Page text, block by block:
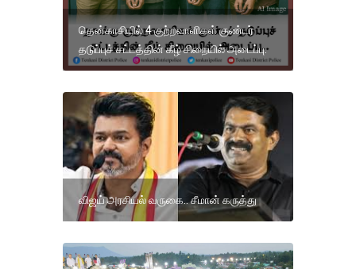
தென்காசியில் 4 குற்றவாளிகள் குண்டர்
தடுப்புச் சட்டத்தின் கீழ் சிறையில் அடைப்பு.
விஜய் அரசியல் வருகை.. சீமான் கருத்து